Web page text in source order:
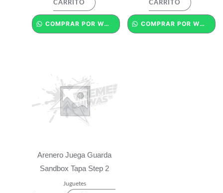
CARRITO
COMPRAR POR WHATSAPP
CARRITO
COMPRAR POR WHATSAPP
Arenero Juega Guarda
Sandbox Tapa Step 2
Juguetes